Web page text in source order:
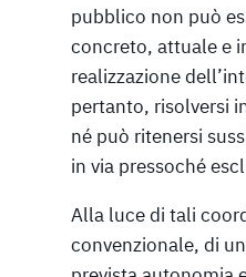
pubblico non può
concreto, attuale e
realizzazione
pertanto, risolversi
né può ritenersi
in via pressoché
Alla luce di tali
convenzionale, di